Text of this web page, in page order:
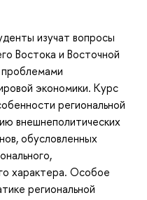
изучат вопросы
Востока и Восточной
экономики. Курс
региональной
внешнеполитических
обусловленных
характера. Особое
региональной